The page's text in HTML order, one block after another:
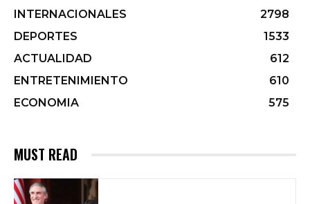
INTERNACIONALES
2798
DEPORTES
1533
ACTUALIDAD
612
ENTRETENIMIENTO
610
ECONOMIA
575
MUST READ